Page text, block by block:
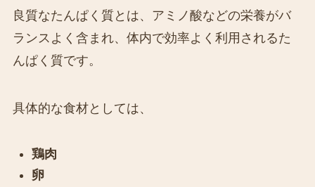
良質なたんぱく質とは、アミノ酸などの栄養がバ
ランスよく含まれ、体内で効率よく利用されるた
んぱく質です。
具体的な食材としては、
鶏肉
卵